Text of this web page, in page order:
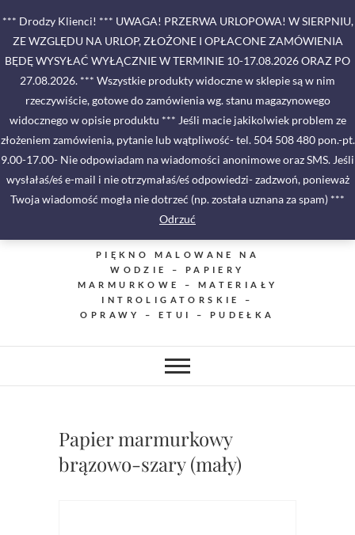
*** Drodzy Klienci! *** UWAGA! PRZERWA URLOPOWA! W SIERPNIU,
ZE WZGLĘDU NA URLOP, ZŁOŻONE I OPŁACONE ZAMÓWIENIA
BĘDĘ WYSYŁAĆ WYŁĄCZNIE W TERMINIE 10-17.08.2026 ORAZ PO
27.08.2026. *** Wszystkie produkty widoczne w sklepie są w nim
rzeczywiście, gotowe do zamówienia wg. stanu magazynowego
widocznego w opisie produktu *** Jeśli macie jakikolwiek problem ze
złożeniem zamówienia, pytanie lub wątpliwość- tel. 504 508 480 pon.-pt.
9.00-17.00- Nie odpowiadam na wiadomości anonimowe oraz SMS. Jeśli
wysłałaś/eś e-mail i nie otrzymałaś/eś odpowiedzi- zadzwoń, ponieważ
Twoja wiadomość mogła nie dotrzeć (np. została uznana za spam) ***
Odrzuć
content
PIĘKNO MALOWANE NA
WODZIE – PAPIERY
MARMURKOWE – MATERIAŁY
INTROLIGATORSKIE –
OPRAWY – ETUI – PUDEŁKA
Papier marmurkowy
brązowo-szary (mały)